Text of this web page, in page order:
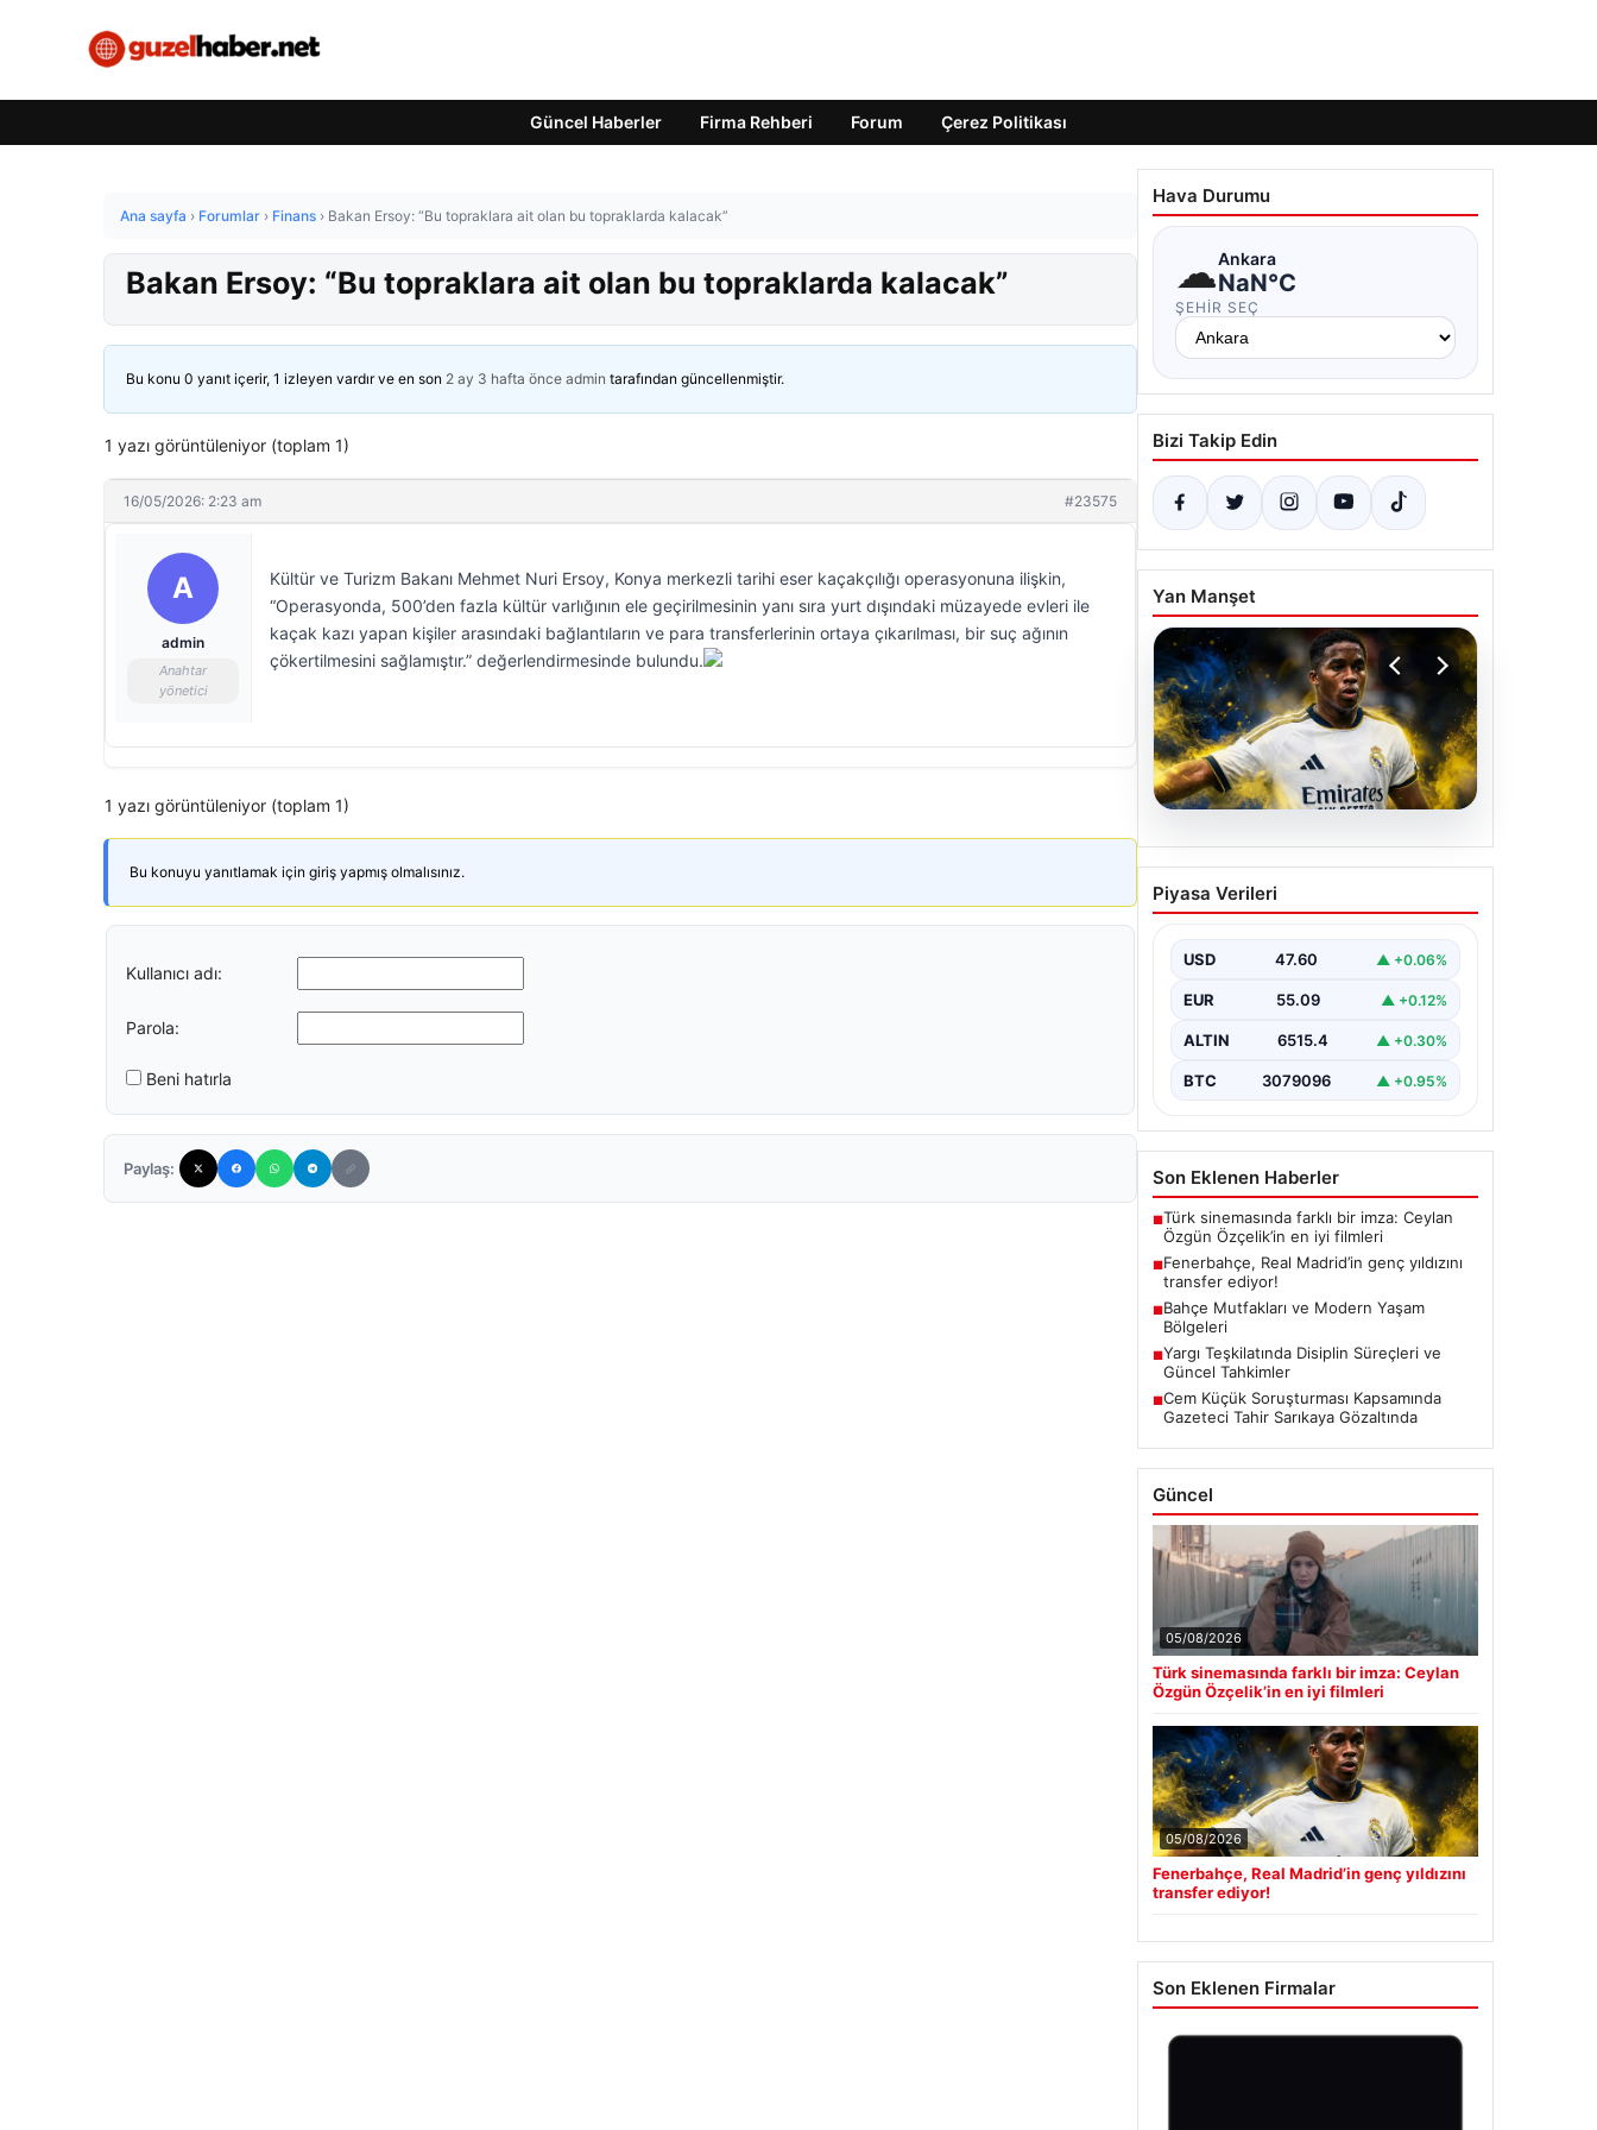
Güncel Haberler Firma Rehberi Forum Çerez Politikası
Ana sayfa › Forumlar › Finans › Bakan Ersoy: “Bu topraklara ait olan bu topraklarda kalacak”
Bakan Ersoy: “Bu topraklara ait olan bu topraklarda kalacak”
Bu konu 0 yanıt içerir, 1 izleyen vardır ve en son 2 ay 3 hafta önce admin tarafından güncellenmiştir.
1 yazı görüntüleniyor (toplam 1)
16/05/2026: 2:23 am #23575
A
admin
Anahtar
yönetici
Kültür ve Turizm Bakanı Mehmet Nuri Ersoy, Konya merkezli tarihi eser kaçakçılığı operasyonuna ilişkin,
“Operasyonda, 500’den fazla kültür varlığının ele geçirilmesinin yanı sıra yurt dışındaki müzayede evleri ile
kaçak kazı yapan kişiler arasındaki bağlantıların ve para transferlerinin ortaya çıkarılması, bir suç ağının
çökertilmesini sağlamıştır.” değerlendirmesinde bulundu.
1 yazı görüntüleniyor (toplam 1)
Bu konuyu yanıtlamak için giriş yapmış olmalısınız.
Kullanıcı adı:
Parola:
Beni hatırla
Paylaş:
Hava Durumu
☁Ankara
NaN°C
ŞEHIR SEÇ
Bizi Takip Edin
Yan Manşet
05.08.2026
Fenerbahçe, Real
Madrid’in genç yıldızını
Piyasa Verileri
USD 47.60 ▲ +0.06%
EUR 55.09 ▲ +0.12%
ALTIN 6515.4 ▲ +0.30%
BTC 3079096 ▲ +0.95%
Son Eklenen Haberler
■Türk sinemasında farklı bir imza: Ceylan
Özgün Özçelik’in en iyi filmleri
■Fenerbahçe, Real Madrid’in genç yıldızını
transfer ediyor!
■Bahçe Mutfakları ve Modern Yaşam
Bölgeleri
■Yargı Teşkilatında Disiplin Süreçleri ve
Güncel Tahkimler
■Cem Küçük Soruşturması Kapsamında
Gazeteci Tahir Sarıkaya Gözaltında
Güncel
05/08/2026
Türk sinemasında farklı bir imza: Ceylan
Özgün Özçelik’in en iyi filmleri
05/08/2026
Fenerbahçe, Real Madrid’in genç yıldızını
transfer ediyor!
Son Eklenen Firmalar